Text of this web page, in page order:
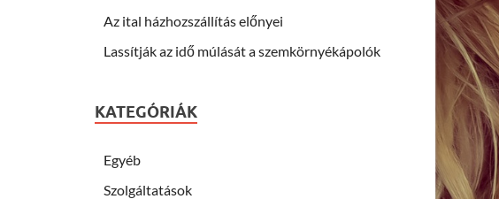
Az ital házhozszállítás előnyei
Lassítják az idő múlását a szemkörnyékápolók
KATEGÓRIÁK
Egyéb
Szolgáltatások